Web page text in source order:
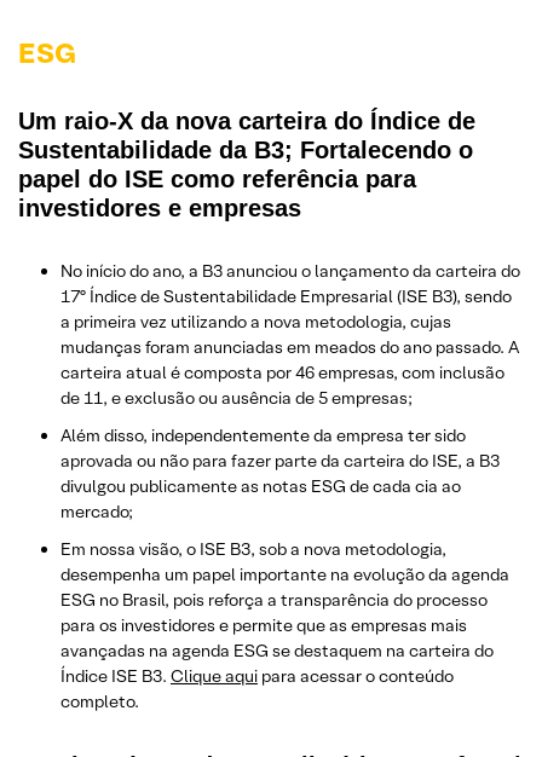
ESG
Um raio-X da nova carteira do Índice de
Sustentabilidade da B3; Fortalecendo o
papel do ISE como referência para
investidores e empresas
No início do ano, a B3 anunciou o lançamento da carteira do
17º Índice de Sustentabilidade Empresarial (ISE B3), sendo
a primeira vez utilizando a nova metodologia, cujas
mudanças foram anunciadas em meados do ano passado. A
carteira atual é composta por 46 empresas, com inclusão
de 11, e exclusão ou ausência de 5 empresas;
Além disso, independentemente da empresa ter sido
aprovada ou não para fazer parte da carteira do ISE, a B3
divulgou publicamente as notas ESG de cada cia ao
mercado;
Em nossa visão, o ISE B3, sob a nova metodologia,
desempenha um papel importante na evolução da agenda
ESG no Brasil, pois reforça a transparência do processo
para os investidores e permite que as empresas mais
avançadas na agenda ESG se destaquem na carteira do
Índice ISE B3. Clique aqui para acessar o conteúdo
completo.